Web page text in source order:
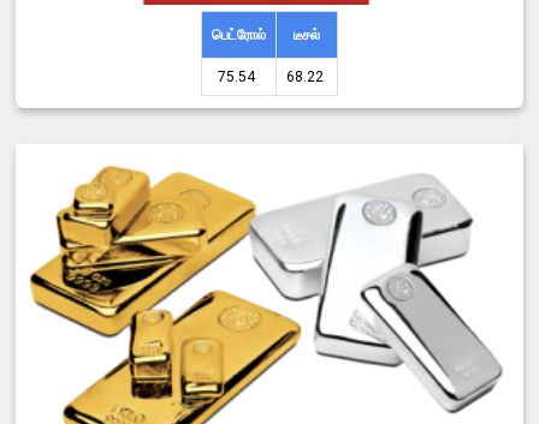
பெட்ரோல் டீசல்
75.54 ₹ 68.22 ₹